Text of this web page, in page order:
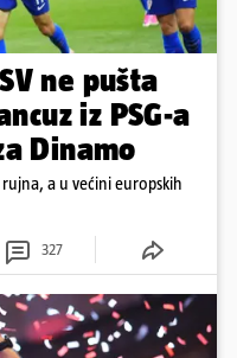
ne pušta
iz PSG-a
Dinamo
a u većini europskih
327